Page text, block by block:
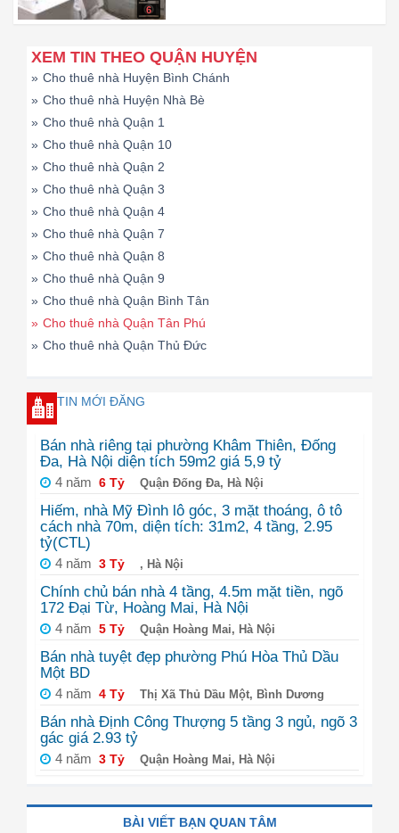
6
XEM TIN THEO QUẬN HUYỆN
» Cho thuê nhà Huyện Bình Chánh
» Cho thuê nhà Huyện Nhà Bè
» Cho thuê nhà Quận 1
» Cho thuê nhà Quận 10
» Cho thuê nhà Quận 2
» Cho thuê nhà Quận 3
» Cho thuê nhà Quận 4
» Cho thuê nhà Quận 7
» Cho thuê nhà Quận 8
» Cho thuê nhà Quận 9
» Cho thuê nhà Quận Bình Tân
» Cho thuê nhà Quận Tân Phú
» Cho thuê nhà Quận Thủ Đức
TIN MỚI ĐĂNG
Bán nhà riêng tại phường Khâm Thiên, Đống
Đa, Hà Nội diện tích 59m2 giá 5,9 tỷ
4 năm 6 Tỷ Quận Đống Đa, Hà Nội
Hiếm, nhà Mỹ Đình lô góc, 3 mặt thoáng, ô tô
cách nhà 70m, diện tích: 31m2, 4 tầng, 2.95
tỷ(CTL)
4 năm 3 Tỷ , Hà Nội
Chính chủ bán nhà 4 tầng, 4.5m mặt tiền, ngõ
172 Đại Từ, Hoàng Mai, Hà Nội
4 năm 5 Tỷ Quận Hoàng Mai, Hà Nội
Bán nhà tuyệt đẹp phường Phú Hòa Thủ Dầu
Một BD
4 năm 4 Tỷ Thị Xã Thủ Dầu Một, Bình Dương
Bán nhà Định Công Thượng 5 tầng 3 ngủ, ngõ 3
gác giá 2.93 tỷ
4 năm 3 Tỷ Quận Hoàng Mai, Hà Nội
BÀI VIẾT BẠN QUAN TÂM